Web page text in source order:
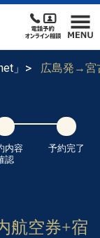
」 広島発→宮
内容
認
予約完了
航空券+宿